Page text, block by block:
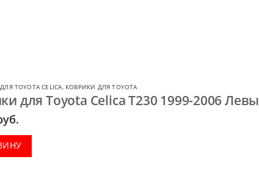
TOYOTA CELICA, КОВРИКИ ДЛЯ TOYOTA
для Toyota Celica T230 1999-2006